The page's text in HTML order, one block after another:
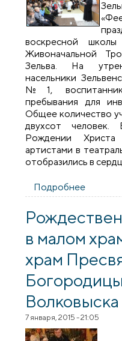
воскресной
Живоначальной
Зельва. На
насельники
№1,
пребывания для
Общее количество
двухсот человек.
Рождении Христа
артистами в
отобразились в
Подробнее
в малом
храм
Волковыска
7 января, 2015 - 21:05